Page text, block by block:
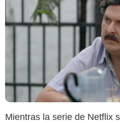
Mientras la serie de Netflix